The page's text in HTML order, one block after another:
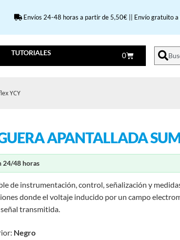
Envíos 24-48 horas a partir de 5,50€ || Envío gratuito
TUTORIALES 0
YCY
APANTALLADA
24/48 horas
de instrumentación, control, señalización y
donde el voltaje inducido por un campo
transmitida.
Negro